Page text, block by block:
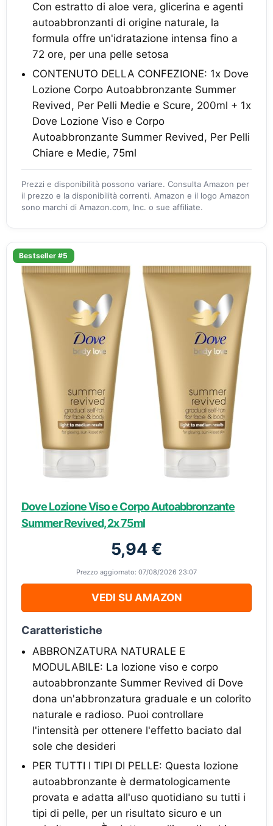
Con estratto di aloe vera, glicerina e agenti
autoabbronzanti di origine naturale, la
formula offre un'idratazione intensa fino a
72 ore, per una pelle setosa
CONTENUTO DELLA CONFEZIONE: 1x Dove
Lozione Corpo Autoabbronzante Summer
Revived, Per Pelli Medie e Scure, 200ml + 1x
Dove Lozione Viso e Corpo
Autoabbronzante Summer Revived, Per Pelli
Chiare e Medie, 75ml
Prezzi e disponibilità possono variare. Consulta Amazon per
il prezzo e la disponibilità correnti. Amazon e il logo Amazon
sono marchi di Amazon.com, Inc. o sue affiliate.
Bestseller #5
Dove Lozione Viso e Corpo Autoabbronzante
Summer Revived, 2x 75ml
5,94 €
Prezzo aggiornato: 07/08/2026 23:07
VEDI SU AMAZON
Caratteristiche
ABBRONZATURA NATURALE E
MODULABILE: La lozione viso e corpo
autoabbronzante Summer Revived di Dove
dona un'abbronzatura graduale e un colorito
naturale e radioso. Puoi controllare
l'intensità per ottenere l'effetto baciato dal
sole che desideri
PER TUTTI I TIPI DI PELLE: Questa lozione
autoabbronzante è dermatologicamente
provata e adatta all'uso quotidiano su tutti i
tipi di pelle, per un risultato sicuro e un